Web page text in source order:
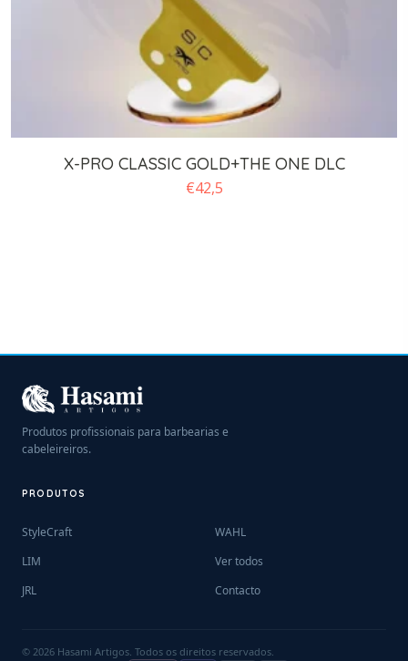
X-PRO CLASSIC GOLD+THE ONE DLC
€42,5
Produtos profissionais para barbearias e
cabeleireiros.
PRODUTOS
StyleCraft
LIM
JRL
WAHL
Ver todos
Contacto
© 2026 Hasami Artigos. Todos os direitos reservados.